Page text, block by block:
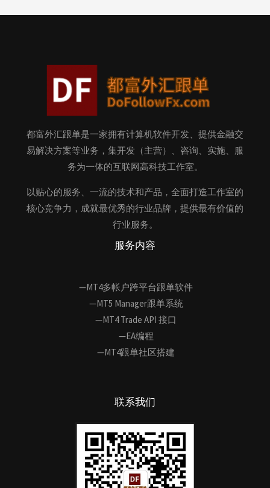
都富外汇跟单是一家拥有计算机软件开发、提供金融交
易解决方案等业务，集开发（主营）、咨询、实施、服
务为一体的互联网高科技工作室。
以贴心的服务、一流的技术和产品，全面打造工作室的
核心竞争力，成就最优秀的行业品牌，提供最有价值的
行业服务。
服务内容
—MT4多帐户跨平台跟单软件
—MT5 Manager跟单系统
—MT4 Trade API 接口
—EA编程
—MT4跟单社区搭建
联系我们